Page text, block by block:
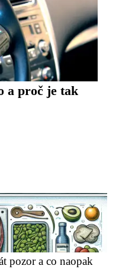
a proč je tak
pozor a co naopak